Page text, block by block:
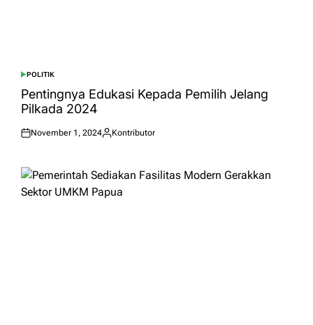
POSTED
IN
POLITIK
Pentingnya Edukasi Kepada Pemilih Jelang
Pilkada 2024
Posted
November 1, 2024
Posted
Kontributor